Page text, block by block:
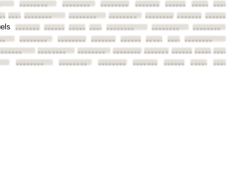
•••••••• •••••••• •••••••• •••••••• ••••••••••••••••••••••••
•••••••••••••••• •••••••• •••••••• •••••••• ••••••••••••••••
•••••••• •••••••••••••••••••••••••••••••• ••••••••
••••••••
•••••••• •••••••• •••••••• ••••••••••••••••••••••••••••••••
•••••••• •••••••• •••••••• ••••••••••••••••••••••••••••••••
•••••••• •••••••• •••••••• •••••••• ••••••••••••••••••••••••